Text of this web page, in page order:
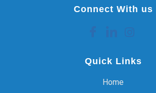
Connect With us
Quick Links
Home